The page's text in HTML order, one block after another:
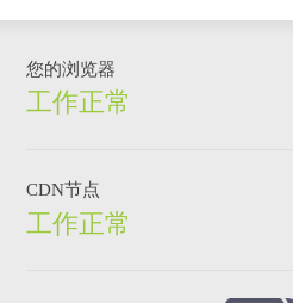
您的浏览器
工作正常
CDN节点
工作正常